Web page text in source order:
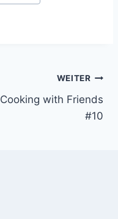
WEITER
Cooking with Friends
#10